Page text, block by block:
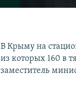
В Крыму на
из которых 160 в
заместитель